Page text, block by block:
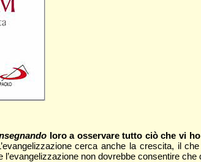
loro a osservare tutto ciò che vi
cerca anche la crescita, il
non dovrebbe consentire